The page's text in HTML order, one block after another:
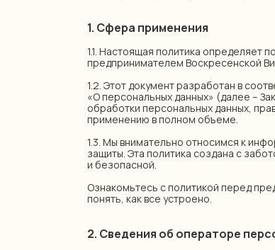
1. Сфера применения
1.1. Настоящая политика определяет
предпринимателем Воскресенской
1.2. Этот документ разработан в
«О персональных данных» (далее –
обработки персональных данных,
применению в полном объеме.
1.3. Мы внимательно относимся к
защиты. Эта политика создана с
и безопасной.
Ознакомьтесь с политикой перед
понять, как все устроено.
2. Сведения об операторе